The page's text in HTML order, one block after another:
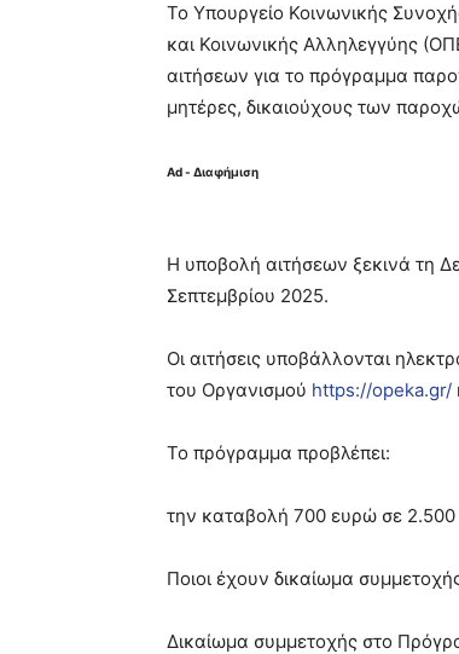
Το Υπουργείο Κοινωνικής
και Κοινωνικής Αλληλεγγύης
αιτήσεων για το πρόγραμμα
μητέρες, δικαιούχους των
Ad - Διαφήμιση
Η υποβολή αιτήσεων ξεκινά τη
Σεπτεμβρίου 2025.
Οι αιτήσεις υποβάλλονται
του Οργανισμού https://opeka.gr/
Το πρόγραμμα προβλέπει:
την καταβολή 700 ευρώ σε 2.500
Ποιοι έχουν δικαίωμα
Δικαίωμα συμμετοχής στο